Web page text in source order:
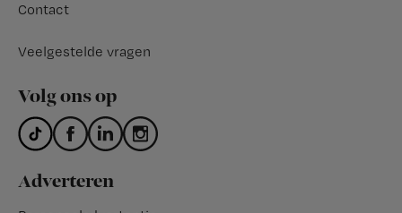
Contact
Veelgestelde vragen
Volg ons op
Adverteren